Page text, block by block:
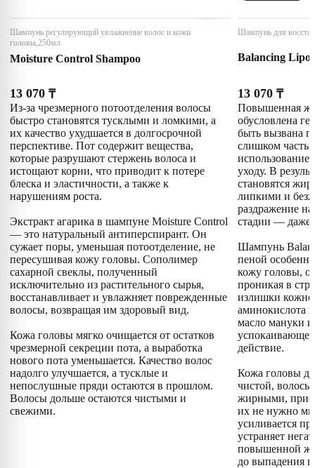
Шампунь регулирующий увлажнение волос и кожи
головы,250мл
Moisture Control Shampoo
13 070 ₸
Из-за чрезмерного потоотделения волосы
быстро становятся тусклыми и ломкими, а
их качество ухудшается в долгосрочной
перспективе. Пот содержит вещества,
которые разрушают стержень волоса и
истощают корни, что приводит к потере
блеска и эластичности, а также к
нарушениям роста.
Экстракт агарика в шампуне Moisture Control
— это натуральный антиперспирант. Он
сужает поры, уменьшая потоотделение, не
пересушивая кожу головы. Сополимер
сахарной свеклы, полученный
исключительно из растительного сырья,
восстанавливает и увлажняет поврежденные
волосы, возвращая им здоровый вид.
Кожа головы мягко очищается от остатков
чрезмерной секреции пота, а выработка
нового пота уменьшается. Качество волос
надолго улучшается, а тусклые и
непослушные пряди остаются в прошлом.
Волосы дольше остаются чистыми и
свежими.
Шампунь для
Balancing
13 070 ₸
Повышенная
обусловлена
быть вызвана
слишком
уходу. В
становятся
липкими и
раздражение
стадии — даже
Шампунь
пеной
кожу головы,
проникая в
излишки
аминокислота
масло мануки
действие.
Кожа головы
чистой, волосы
жирными,
их не нужно
усиливается
устраняет
повышенной
до выпадения